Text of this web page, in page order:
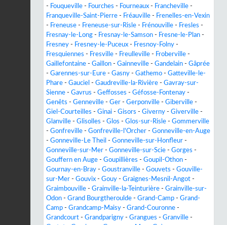
- Fouqueville - Fourches - Fourneaux - Francheville -
Franqueville-Saint-Pierre - Fréauville - Frenelles-en-Vexin
- Freneuse - Freneuse-sur-Risle - Frénouville - Fresles -
Fresnay-le-Long - Fresnay-le-Samson - Fresne-le-Plan -
Fresney - Fresney-le-Puceux - Fresnoy-Folny -
Fresquiennes - Fresville - Freulleville - Froberville -
Gaillefontaine - Gaillon - Gainneville - Gandelain - Gâprée
- Garennes-sur-Eure - Gasny - Gathemo - Gatteville-le-
Phare - Gauciel - Gaudreville-la-Rivière - Gavray-sur-
Sienne - Gavrus - Geffosses - Géfosse-Fontenay -
Genêts - Genneville - Ger - Gerponville - Giberville -
Giel-Courteilles - Ginai - Gisors - Giverny - Giverville -
Glanville - Glisolles - Glos - Glos-sur-Risle - Gommerville
- Gonfreville - Gonfreville-l'Orcher - Gonneville-en-Auge
- Gonneville-Le Theil - Gonneville-sur-Honfleur -
Gonneville-sur-Mer - Gonneville-sur-Scie - Gorges -
Gouffern en Auge - Goupillières - Goupil-Othon -
Gournay-en-Bray - Goustranville - Gouvets - Gouville-
sur-Mer - Gouvix - Gouy - Graignes-Mesnil-Angot -
Graimbouville - Grainville-la-Teinturière - Grainville-sur-
Odon - Grand Bourgtheroulde - Grand-Camp - Grand-
Camp - Grandcamp-Maisy - Grand-Couronne -
Grandcourt - Grandparigny - Grangues - Granville -